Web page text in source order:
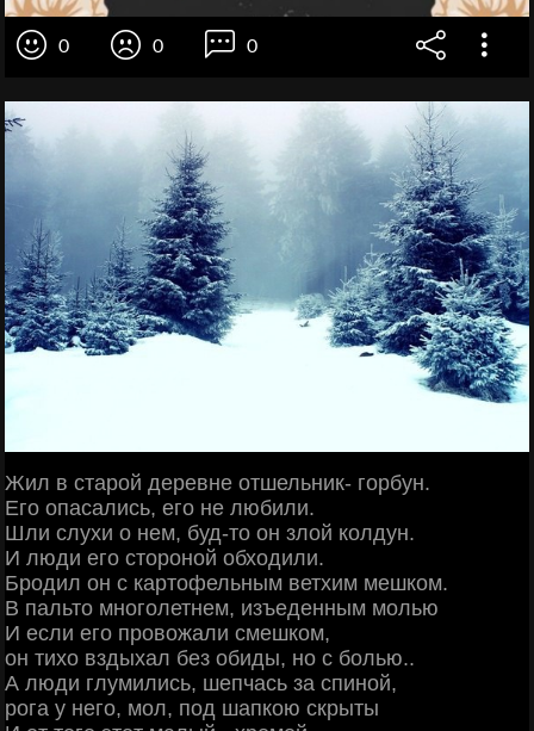
0 0 0
Жил в старой деревне отшельник- горбун.
Его опасались, его не любили.
Шли слухи о нем, буд-то он злой колдун.
И люди его стороной обходили.
Бродил он с картофельным ветхим мешком.
В пальто многолетнем, изъеденным молью
И если его провожали смешком,
он тихо вздыхал без обиды, но с болью..
А люди глумились, шепчась за спиной,
рога у него, мол, под шапкою скрыты